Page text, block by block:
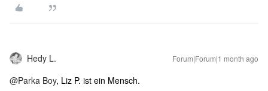
Hedy L. Forum|Forum|1 month ago
@Parka Boy, Liz P. ist ein Mensch.